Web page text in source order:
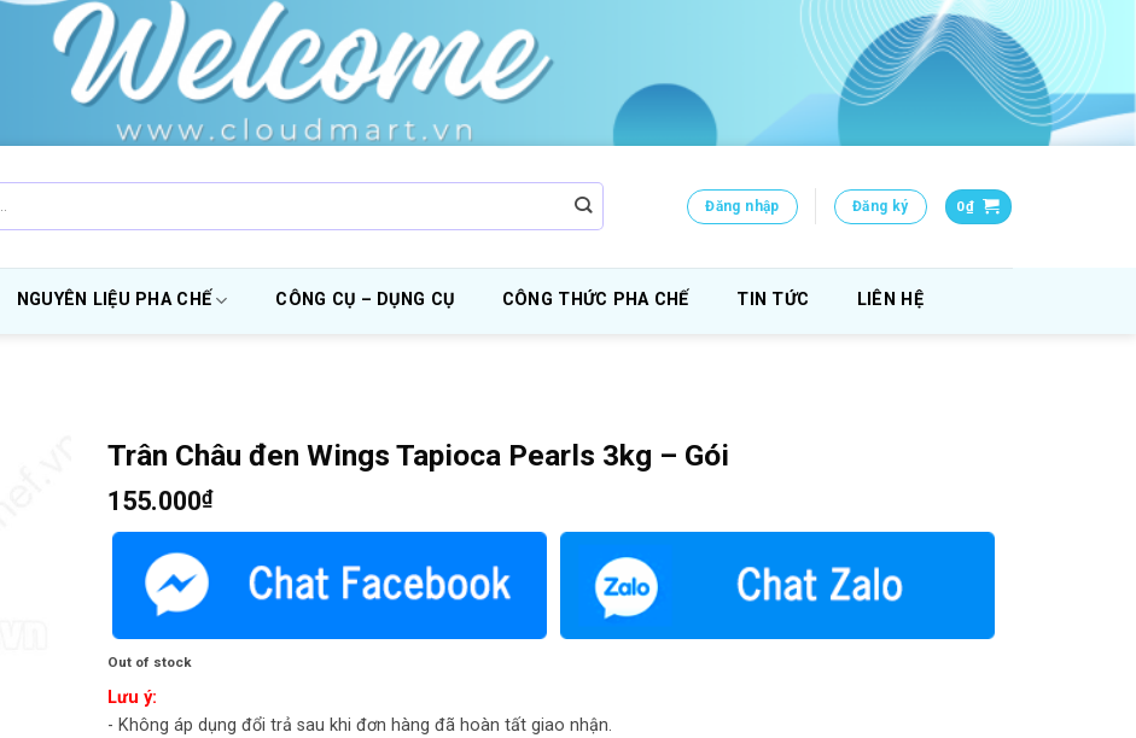
Đăng nhập Đăng ký 0₫
NGUYÊN LIỆU PHA CHẾ CÔNG CỤ – DỤNG CỤ CÔNG THỨC PHA CHẾ TIN TỨC LIÊN HỆ
Trân Châu đen Wings Tapioca Pearls 3kg – Gói
155.000₫
Out of stock
Lưu ý:
- Không áp dụng đổi trả sau khi đơn hàng đã hoàn tất giao nhận.